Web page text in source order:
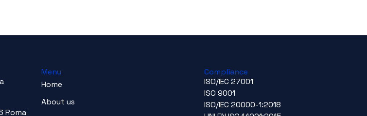
Roma
Menu
Home
About us
Compliance
ISO/IEC 27001
ISO 9001
ISO/IEC 20000-1:2018